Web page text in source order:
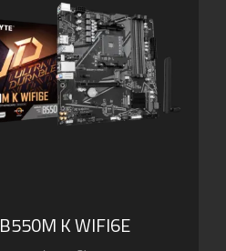
B550M K WIFI6E